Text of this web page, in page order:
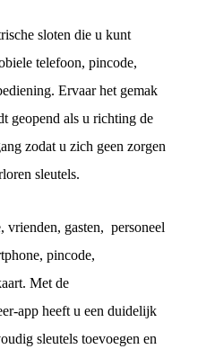
sloten die u kunt
telefoon, pincode,
Ervaar het gemak
geopend als u richting de
zodat u zich geen zorgen
sleutels.
vrienden, gasten, personeel
pincode,
Met de
app heeft u een duidelijk
sleutels toevoegen en